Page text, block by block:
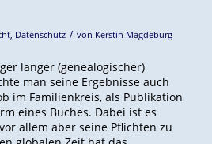
, Datenschutz / von Kerstin Magdeburg
langer (genealogischer)
man seine Ergebnisse auch
im Familienkreis, als Publikation
eines Buches. Dabei ist es
allem aber seine Pflichten zu